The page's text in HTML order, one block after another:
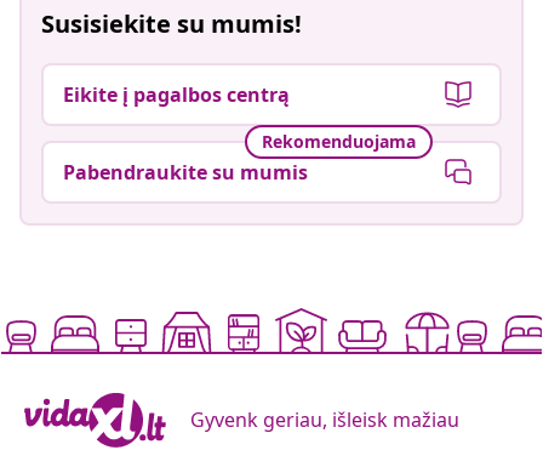
Susisiekite su mumis!
Eikite į pagalbos centrą
Rekomenduojama
Pabendraukite su mumis
Gyvenk geriau, išleisk mažiau